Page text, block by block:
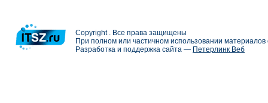
Copyright . Все права защищены
При полном или частичном использовании
Разработка и поддержка сайта — Петерлинк Веб